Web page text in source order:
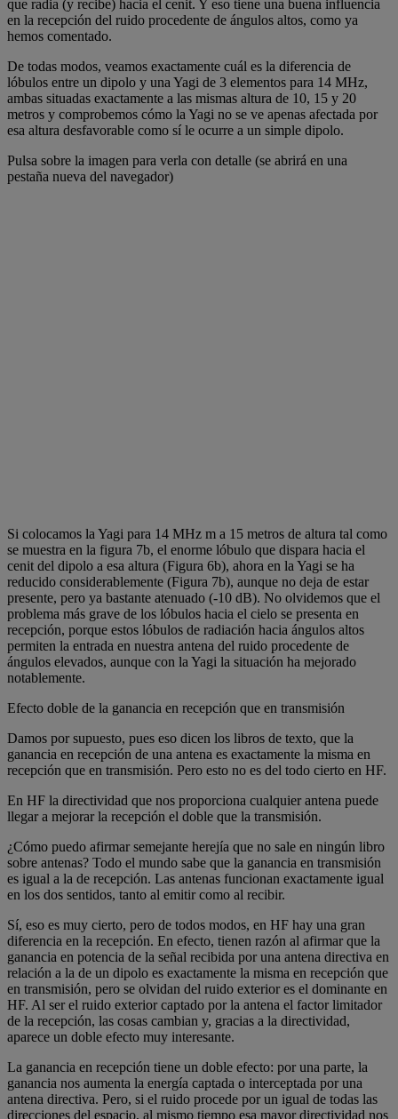
que radia (y recibe) hacia el cenit. Y eso tiene una buena influencia
en la recepción del ruido procedente de ángulos altos, como ya
hemos comentado.
De todas modos, veamos exactamente cuál es la diferencia de
lóbulos entre un dipolo y una Yagi de 3 elementos para 14 MHz,
ambas situadas exactamente a las mismas altura de 10, 15 y 20
metros y comprobemos cómo la Yagi no se ve apenas afectada por
esa altura desfavorable como sí le ocurre a un simple dipolo.
Pulsa sobre la imagen para verla con detalle (se abrirá en una
pestaña nueva del navegador)
Si colocamos la Yagi para 14 MHz m a 15 metros de altura tal como
se muestra en la figura 7b, el enorme lóbulo que dispara hacia el
cenit del dipolo a esa altura (Figura 6b), ahora en la Yagi se ha
reducido considerablemente (Figura 7b), aunque no deja de estar
presente, pero ya bastante atenuado (-10 dB). No olvidemos que el
problema más grave de los lóbulos hacia el cielo se presenta en
recepción, porque estos lóbulos de radiación hacia ángulos altos
permiten la entrada en nuestra antena del ruido procedente de
ángulos elevados, aunque con la Yagi la situación ha mejorado
notablemente.
Efecto doble de la ganancia en recepción que en transmisión
Damos por supuesto, pues eso dicen los libros de texto, que la
ganancia en recepción de una antena es exactamente la misma en
recepción que en transmisión. Pero esto no es del todo cierto en HF.
En HF la directividad que nos proporciona cualquier antena puede
llegar a mejorar la recepción el doble que la transmisión.
¿Cómo puedo afirmar semejante herejía que no sale en ningún libro
sobre antenas? Todo el mundo sabe que la ganancia en transmisión
es igual a la de recepción. Las antenas funcionan exactamente igual
en los dos sentidos, tanto al emitir como al recibir.
Sí, eso es muy cierto, pero de todos modos, en HF hay una gran
diferencia en la recepción. En efecto, tienen razón al afirmar que la
ganancia en potencia de la señal recibida por una antena directiva en
relación a la de un dipolo es exactamente la misma en recepción que
en transmisión, pero se olvidan del ruido exterior es el dominante en
HF. Al ser el ruido exterior captado por la antena el factor limitador
de la recepción, las cosas cambian y, gracias a la directividad,
aparece un doble efecto muy interesante.
La ganancia en recepción tiene un doble efecto: por una parte, la
ganancia nos aumenta la energía captada o interceptada por una
antena directiva. Pero, si el ruido procede por un igual de todas las
direcciones del espacio, al mismo tiempo esa mayor directividad nos